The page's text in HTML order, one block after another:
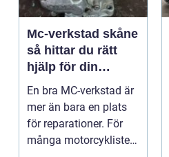
Mc-verkstad skåne
så hittar du rätt
hjälp för din
motorcykel
En bra MC-verkstad är
mer än bara en plats
för reparationer. För
många motorcyklister